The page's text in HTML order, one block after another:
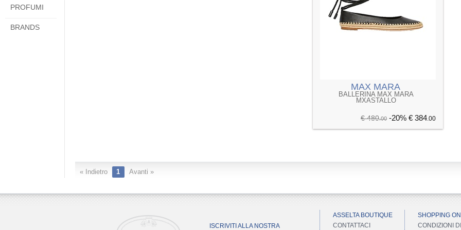
PROFUMI
BRANDS
MAX MARA
BALLERINA MAX MARA
MXASTALLO
€ 480.00 -20% € 384.00
« Indietro 1 Avanti »
ISCRIVITI ALLA NOSTRA
ASSELTA BOUTIQUE
CONTATTACI
SHOPPING
CONDIZIONI